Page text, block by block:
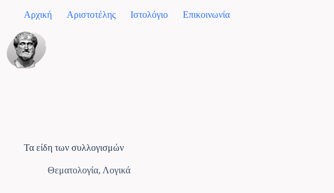
Αρχική Αριστοτέλης Ιστολόγιο Επικοινωνία
Τα είδη των συλλογισμών
Θεματολογία, Λογικά